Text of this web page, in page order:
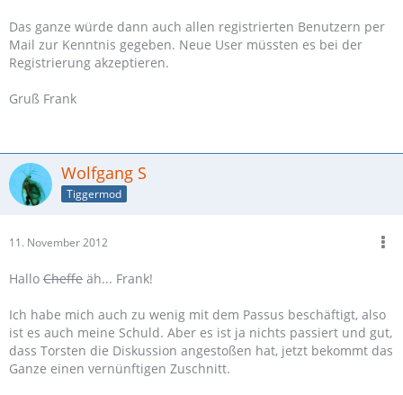
Das ganze würde dann auch allen registrierten Benutzern per
Mail zur Kenntnis gegeben. Neue User müssten es bei der
Registrierung akzeptieren.
Gruß Frank
Wolfgang S
Tiggermod
11. November 2012
Hallo Cheffe äh... Frank!
Ich habe mich auch zu wenig mit dem Passus beschäftigt, also
ist es auch meine Schuld. Aber es ist ja nichts passiert und gut,
dass Torsten die Diskussion angestoßen hat, jetzt bekommt das
Ganze einen vernünftigen Zuschnitt.